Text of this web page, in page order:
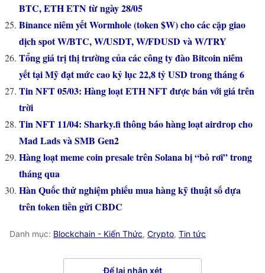
BTC, ETH ETN từ ngày 28/05
Binance niêm yết Wormhole (token $W) cho các cặp giao
dịch spot W/BTC, W/USDT, W/FDUSD và W/TRY
Tổng giá trị thị trường của các công ty đào Bitcoin niêm
yết tại Mỹ đạt mức cao kỷ lục 22,8 tỷ USD trong tháng 6
Tin NFT 05/03: Hàng loạt ETH NFT được bán với giá trên
trời
Tin NFT 11/04: Sharky.fi thông báo hàng loạt airdrop cho
Mad Lads và SMB Gen2
Hàng loạt meme coin presale trên Solana bị “bỏ rơi” trong
tháng qua
Hàn Quốc thử nghiệm phiếu mua hàng kỹ thuật số dựa
trên token tiền gửi CBDC
Danh mục: Blockchain - Kiến Thức, Crypto, Tin tức
Để lại nhận xét